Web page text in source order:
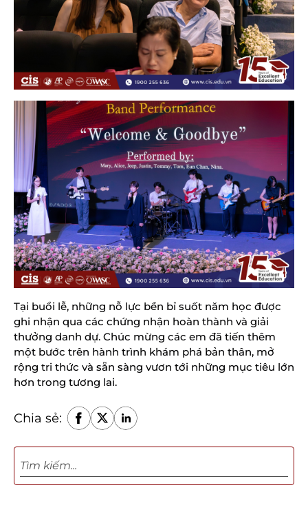
Tại buổi lễ, những nỗ lực bền bỉ suốt năm học được
ghi nhận qua các chứng nhận hoàn thành và giải
thưởng danh dự. Chúc mừng các em đã tiến thêm
một bước trên hành trình khám phá bản thân, mở
rộng tri thức và sẵn sàng vươn tới những mục tiêu lớn
hơn trong tương lai.
Chia sẻ: